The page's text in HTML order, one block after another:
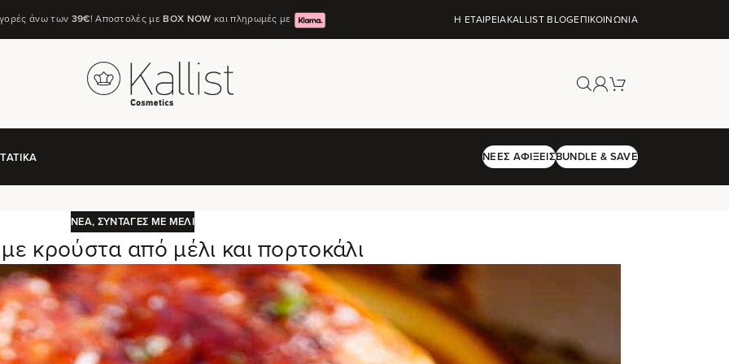
άνω των 39€! Αποστολές μεΒΟΧ ΝΟW και πληρωμές με Η ΕΤΑΙΡΕΊΑKALLIST BLOGΕΠΙΚΟΙΝΩΝΊΑ
ΝΈΕΣ ΑΦΊΞΕΙΣBUNDLE & SAVE
ΝΈΑ, ΣΥΝΤΑΓΈΣ ΜΕ ΜΈΛΙ
κρούστα από μέλι και πορτοκάλι